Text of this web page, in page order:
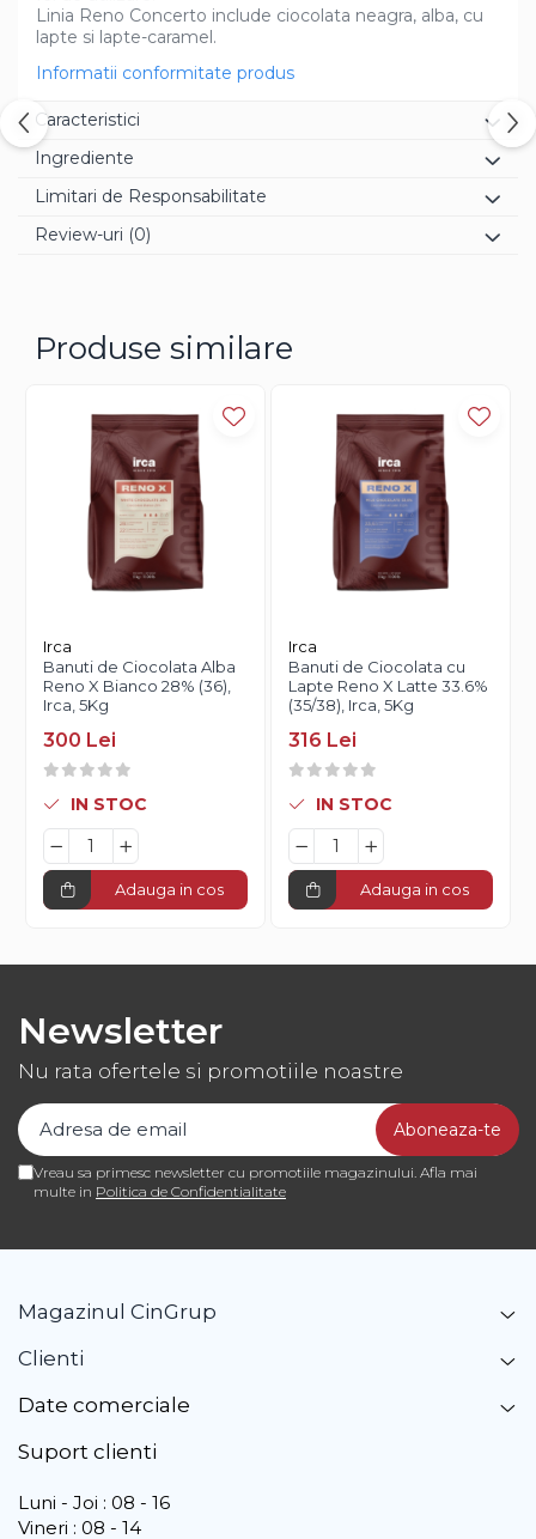
Linia Reno Concerto include ciocolata neagra, alba, cu
lapte si lapte-caramel.
Informatii conformitate produs
Caracteristici
Ingrediente
Limitari de Responsabilitate
Review-uri (0)
Produse similare
Irca
Banuti de Ciocolata Alba
Reno X Bianco 28% (36),
Irca, 5Kg
300 Lei
IN STOC
Adauga in cos
Irca
Banuti de Ciocolata cu
Lapte Reno X Latte 33.6%
(35/38), Irca, 5Kg
316 Lei
IN STOC
Adauga in cos
Newsletter
Nu rata ofertele si promotiile noastre
Vreau sa primesc newsletter cu promotiile magazinului. Afla mai
multe in Politica de Confidentialitate
Magazinul CinGrup
Clienti
Date comerciale
Suport clienti
Luni - Joi : 08 - 16
Vineri : 08 - 14